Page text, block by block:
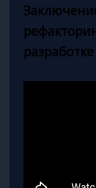
разработке